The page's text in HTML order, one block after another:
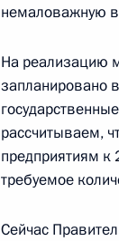
Совещание с
22 июня 2016
Совещание с
немаловажную
На реализацию
запланировано
рассчитываем,
предприятиям к
требуемое
Сейчас